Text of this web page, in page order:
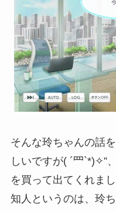
そんな玲ちゃんの話
しいですが( ´罒`*)✧”
を買って出てくれまし
知人というのは、玲